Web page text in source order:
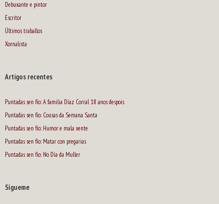
Debuxante e pintor
Escritor
Últimos traballos
Xornalista
Artigos recentes
Puntadas sen fío: A familia Díaz Corral 18 anos despois
Puntadas sen fío: Cousas da Semana Santa
Puntadas sen fío: Humor e mala xente
Puntadas sen fío: Matar con pregarias
Puntadas sen fío: No Día da Muller
Sígueme